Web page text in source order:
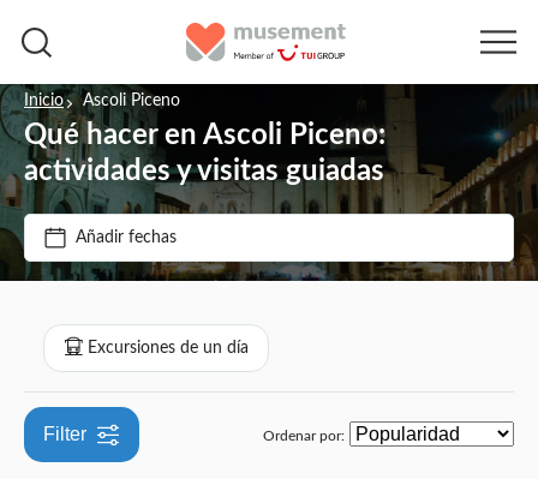
Inicio Ascoli Piceno
Qué hacer en Ascoli Piceno:
actividades y visitas guiadas
Añadir fechas
Precio (por adulto)
Mín. € Máx. €
Tipo de entrada
Bono electrónico
Cancelación gratuita
Confirmación al momento
Comida y bebida
Excursiones de un día
Filter Ordenar por: